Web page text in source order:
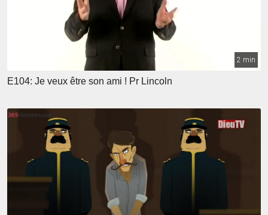
2 min
E104: Je veux être son ami ! Pr Lincoln